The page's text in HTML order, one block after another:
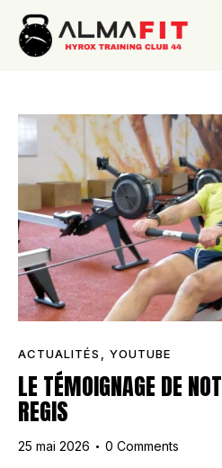
ACTUALITÉS YOUTUBE
LE TÉMOIGNAGE DE
REGIS
25 mai 2026 0 Comments